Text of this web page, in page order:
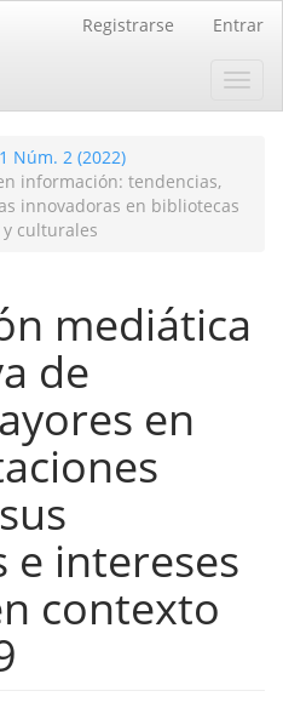
Registrarse Entrar
Núm. 2 (2022)
información: tendencias,
innovadoras en bibliotecas
culturales
mediática
de
en
e intereses
contexto